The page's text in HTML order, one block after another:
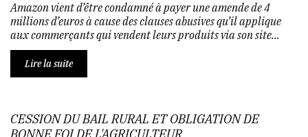
Amazon vient d’être condamné à payer une amende de 4
millions d’euros à cause des clauses abusives qu’il applique
aux commerçants qui vendent leurs produits via son site...
Lire la suite
CESSION DU BAIL RURAL ET OBLIGATION DE